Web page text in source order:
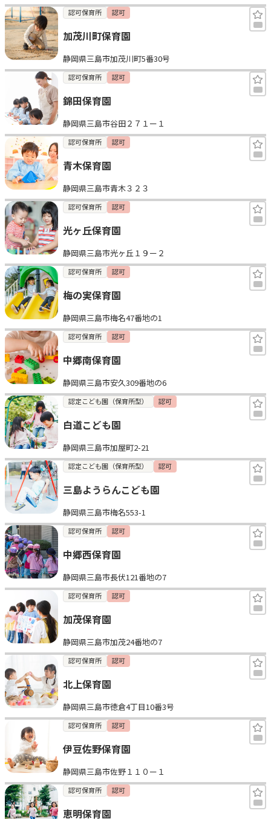
認可保育所 認可
加茂川町保育園
静岡県三島市加茂川町5番30号
認可保育所 認可
錦田保育園
静岡県三島市谷田２７１ー１
認可保育所 認可
青木保育園
静岡県三島市青木３２３
認可保育所 認可
光ヶ丘保育園
静岡県三島市光ヶ丘１９ー２
認可保育所 認可
梅の実保育園
静岡県三島市梅名47番地の1
認可保育所 認可
中郷南保育園
静岡県三島市安久309番地の6
認定こども園（保育所型） 認可
白道こども園
静岡県三島市加屋町2-21
認定こども園（保育所型） 認可
三島ようらんこども園
静岡県三島市梅名553-1
認可保育所 認可
中郷西保育園
静岡県三島市長伏121番地の7
認可保育所 認可
加茂保育園
静岡県三島市加茂24番地の7
認可保育所 認可
北上保育園
静岡県三島市徳倉4丁目10番3号
認可保育所 認可
伊豆佐野保育園
静岡県三島市佐野１１０ー１
認可保育所 認可
恵明保育園